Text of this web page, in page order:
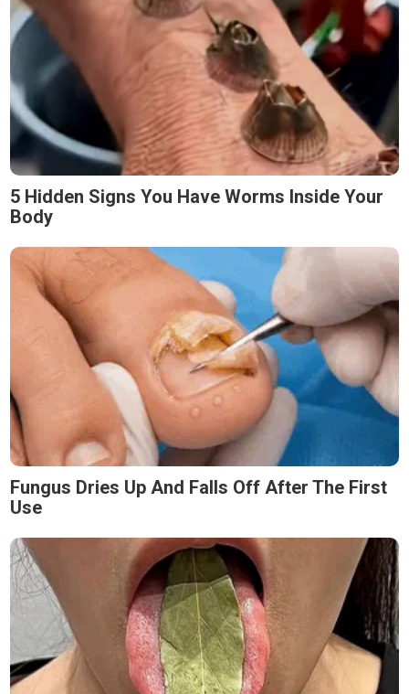
5 Hidden Signs You Have Worms Inside Your
Body
Fungus Dries Up And Falls Off After The First
Use